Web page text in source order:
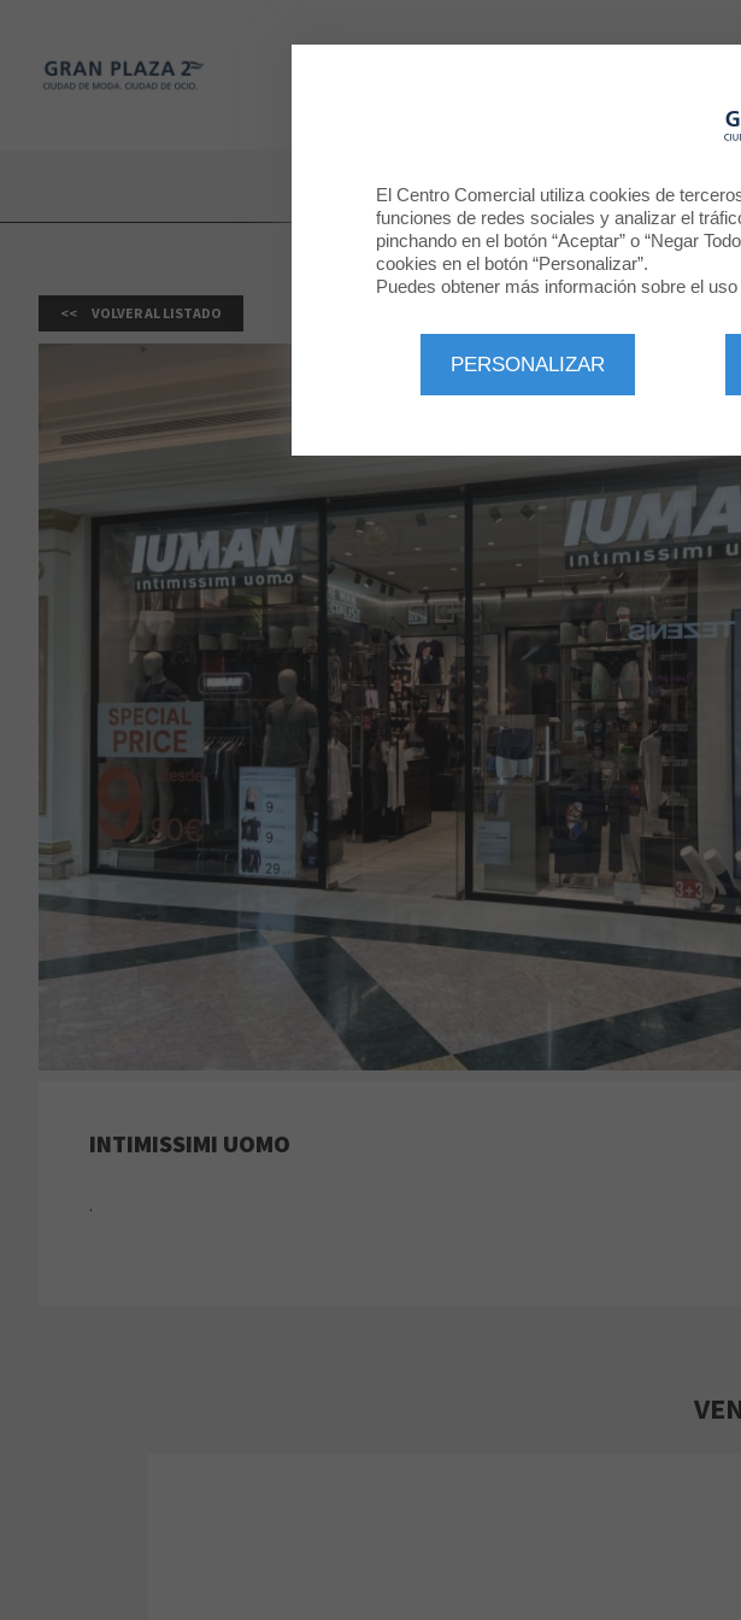
Gran Plaza 2
VOLVER AL LISTADO
INTIMISSIMI UOMO
.
El Centro Comercial utiliza cookies de
funciones de redes sociales y analizar el
pinchando en el botón “Aceptar” o “Negar
cookies en el botón “Personalizar”.
Puedes obtener más información sobre el
PERSONALIZAR